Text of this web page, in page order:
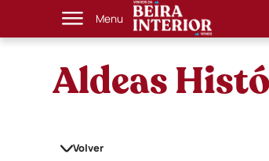
Menu
Aldeas
Volver